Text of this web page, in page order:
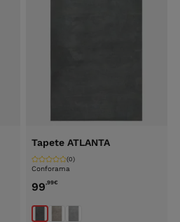
Tapete ATLANTA
Conforama
(0)
99,99€